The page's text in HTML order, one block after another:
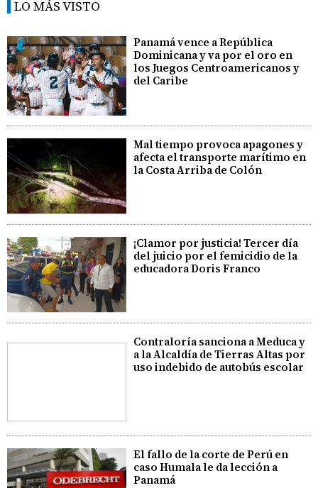
LO MÁS VISTO
Panamá vence a República
Dominicana y va por el oro en
los Juegos Centroamericanos y
del Caribe
Mal tiempo provoca apagones y
afecta el transporte marítimo en
la Costa Arriba de Colón
¡Clamor por justicia! Tercer día
del juicio por el femicidio de la
educadora Doris Franco
Contraloría sanciona a Meduca y
a la Alcaldía de Tierras Altas por
uso indebido de autobús escolar
El fallo de la corte de Perú en
caso Humala le da lección a
Panamá